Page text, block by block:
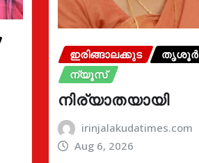
ഇരിങ്ങാലക്കുട
തൃശൂർ
ന്യൂസ്
നിര്യാതയായി
irinjalakudatimes.com
Aug 6, 2026